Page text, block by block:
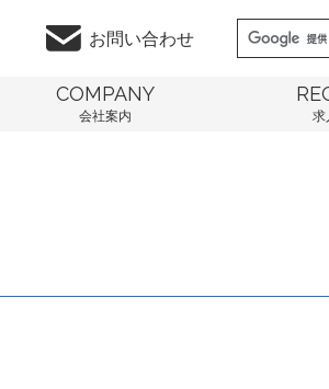
お問い合わせ
COMPANY
会社案内 求